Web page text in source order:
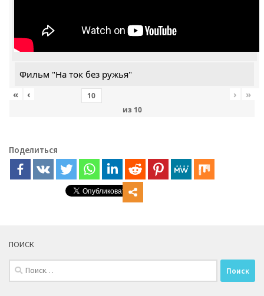
Фильм "На ток без ружья"
«
‹
из 10
› »
Поделиться
ПОИСК
Найти: